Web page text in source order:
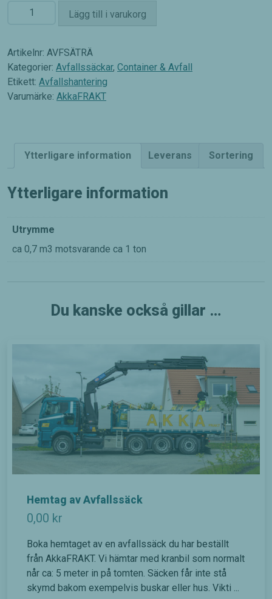
Avfallssäck
Trädgårdsavfall
Lägg till i varukorg
Artikelnr: AVFSÄTRÄ
Kategorier: Avfallssäckar, Container & Avfall
Etikett: Avfallshantering
Varumärke: AkkaFRAKT
Ytterligare information Leverans Sortering
Ytterligare information
Utrymme
ca 0,7 m3 motsvarande ca 1 ton
Du kanske också gillar …
Hemtag av Avfallssäck
0,00 kr
Boka hemtaget av en avfallssäck du har beställt
från AkkaFRAKT. Vi hämtar med kranbil som normalt
når ca: 5 meter in på tomten. Säcken får inte stå
skymd bakom exempelvis buskar eller hus. Vikti ...